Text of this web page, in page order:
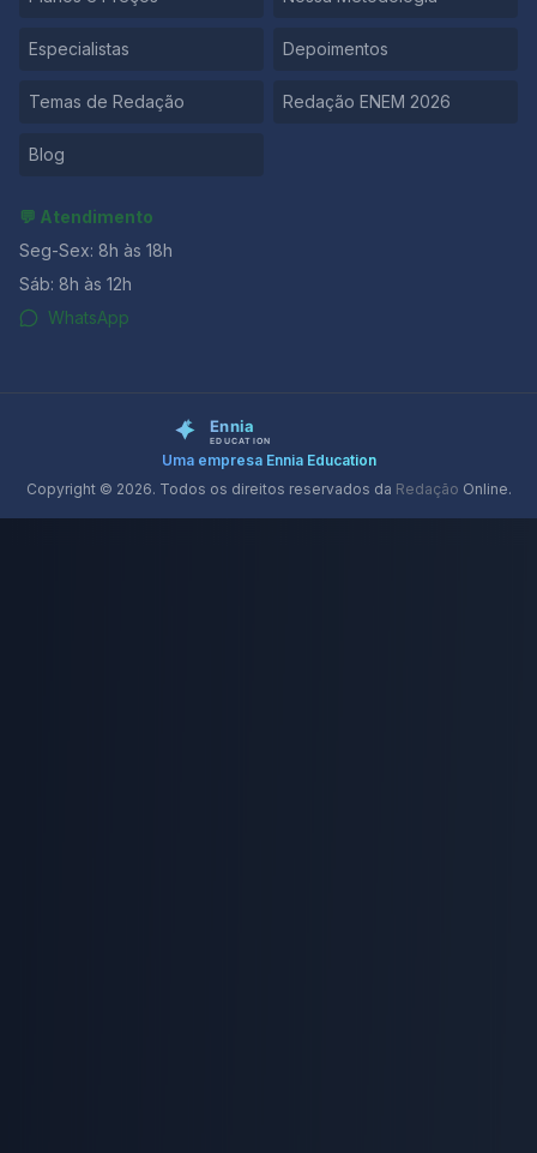
inseridas no processo educacional, que pode
melhoria nas condições de vida. Além disso, o EAD
garante a diminuição dos custos com o ensino, que se
Especialistas Depoimentos
Temas de Redação Redação ENEM 2026
Blog
💬 Atendimento
Seg-Sex: 8h às 18h
Sáb: 8h às 12h
WhatsApp
Uma empresa Ennia Education
Copyright © 2026. Todos os direitos reservados da Redação Online.